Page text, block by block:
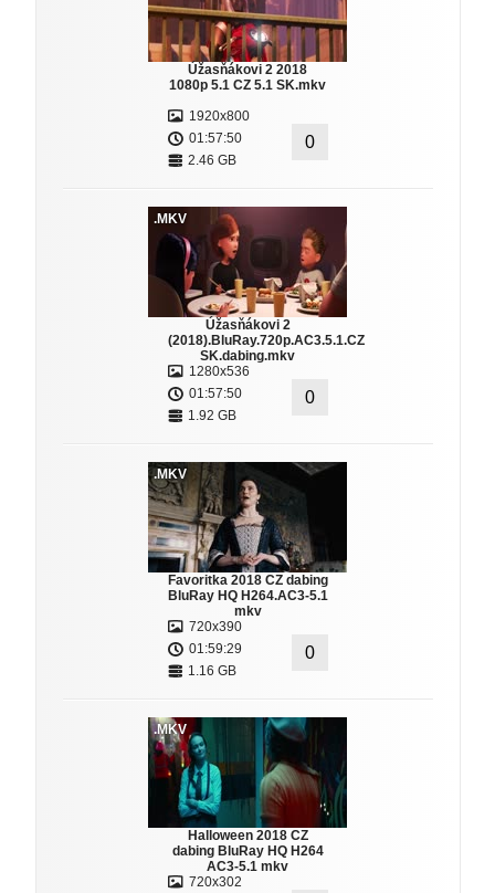
Úžasňákovi 2 2018
1080p 5.1 CZ 5.1 SK.mkv
1920x800
01:57:50
2.46 GB
0
.MKV
Úžasňákovi 2
(2018).BluRay.720p.AC3.5.1.CZ
SK.dabing.mkv
1280x536
01:57:50
1.92 GB
0
.MKV
Favoritka 2018 CZ dabing
BluRay HQ H264.AC3-5.1
mkv
720x390
01:59:29
1.16 GB
0
.MKV
Halloween 2018 CZ
dabing BluRay HQ H264
AC3-5.1 mkv
720x302